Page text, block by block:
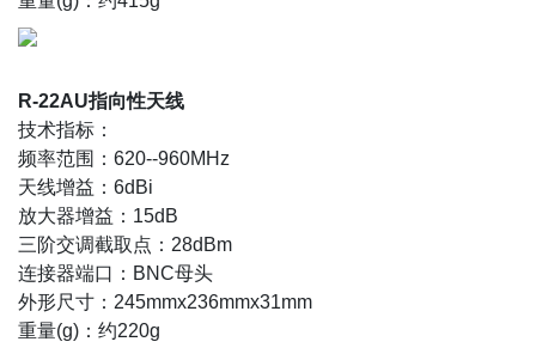
R-22AU指向性天线
技术指标：
频率范围：620--960MHz
天线增益：6dBi
放大器增益：15dB
三阶交调截取点：28dBm
连接器端口：BNC母头
外形尺寸：245mmx236mmx31mm
重量(g)：约220g